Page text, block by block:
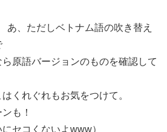
、ただしベトナム語の吹き替え
原語バージョンのものを確認して
くれぐれもお気をつけて。
も！
セコくないよwww）